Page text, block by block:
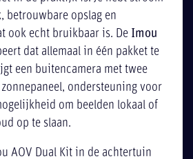
betrouwbare opslag en
ook echt bruikbaar is. De Imou
dat allemaal in één pakket te
een buitencamera met twee
ondersteuning voor
om beelden lokaal of
op te slaan.
AOV Dual Kit in de achtertuin